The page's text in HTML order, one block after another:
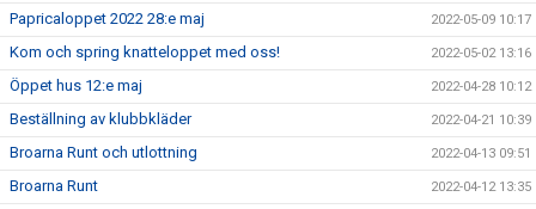
Papricaloppet 2022 28:e maj 2022-05-09 10:17
Kom och spring knatteloppet med oss! 2022-05-02 13:16
Öppet hus 12:e maj 2022-04-28 10:12
Beställning av klubbkläder 2022-04-21 10:39
Broarna Runt och utlottning 2022-04-13 09:51
Broarna Runt 2022-04-12 13:35